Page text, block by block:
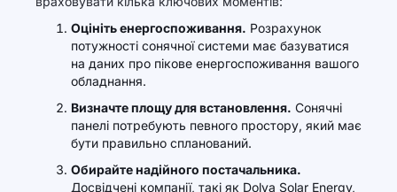
Оцініть енергоспоживання. Розрахунок
потужності сонячної системи має базуватися
на даних про пікове енергоспоживання вашого
обладнання.
Визначте площу для встановлення. Сонячні
панелі потребують певного простору, який має
бути правильно спланований.
Обирайте надійного постачальника.
Досвідчені компанії, такі як Dolya Solar Energy,